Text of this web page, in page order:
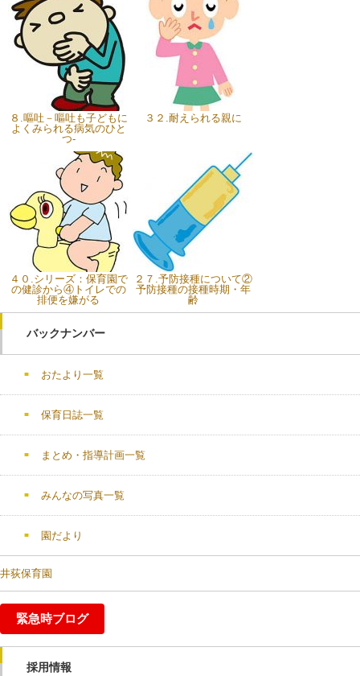
８.嘔吐－嘔吐も子どもに
よくみられる病気のひと
つ-
３２.耐えられる親に
４０.シリーズ：保育園で
の健診から④トイレでの
排便を嫌がる
２７.予防接種について②
予防接種の接種時期・年
齢
バックナンバー
おたより一覧
保育日誌一覧
まとめ・指導計画一覧
みんなの写真一覧
園だより
井荻保育園
緊急時ブログ
採用情報